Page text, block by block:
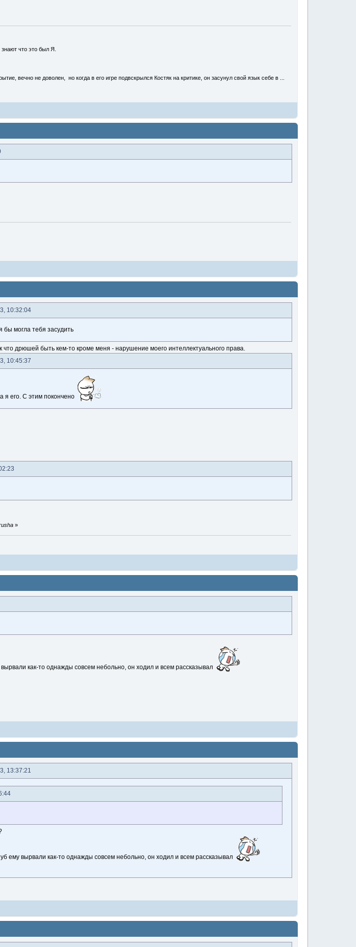
знают что это был Я.
вечно не доволен, но когда в его игре подвскрылся Костяк на критике, он засунул свой язык себе в ...
10:32:04
бы могла тебя засудить
что дрюшей быть кем-то кроме меня - нарушение моего интеллектуального права.
10:45:37
я его. С этим покончено
»
как-то однажды совсем небольно, он ходил и всем рассказывал
13:37:21
ему вырвали как-то однажды совсем небольно, он ходил и всем рассказывал